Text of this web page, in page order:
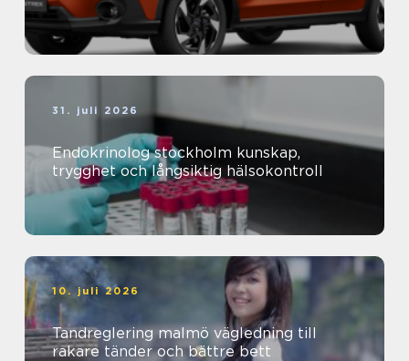
31. juli 2026
Endokrinolog stockholm kunskap,
trygghet och långsiktig hälsokontroll
10. juli 2026
Tandreglering malmö vägledning till
rakare tänder och bättre bett